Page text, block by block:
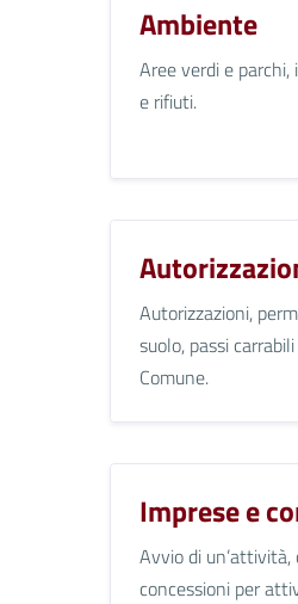
Ambiente
Aree verdi e
e rifiuti.
Autorizzazioni,
suolo, passi
Comune.
Imprese e
Avvio di
concessioni per